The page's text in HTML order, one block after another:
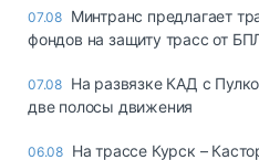
07.08 Минтранс предлагает
фондов на защиту трасс от
07.08 На развязке КАД с
две полосы движения
06.08 На трассе Курск –